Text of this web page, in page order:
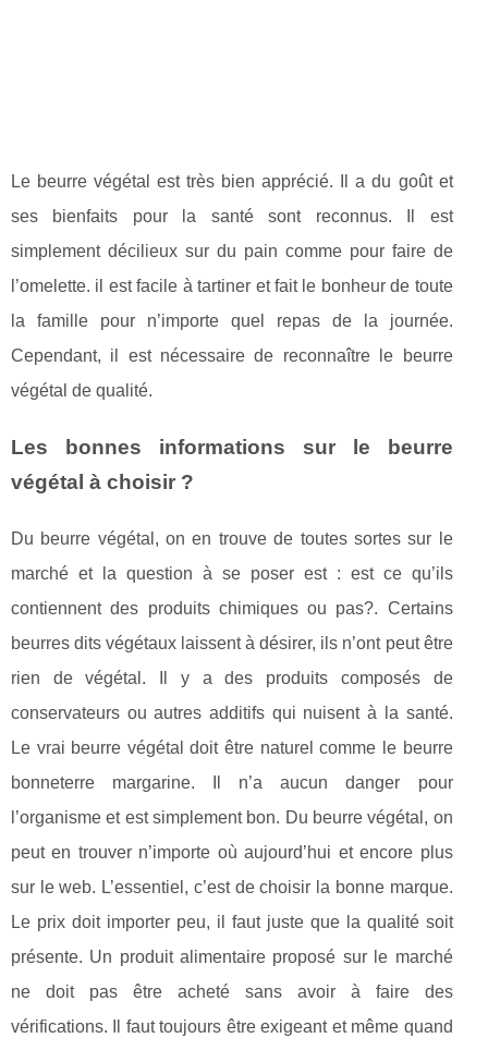
Le beurre végétal est très bien apprécié. Il a du goût et
ses bienfaits pour la santé sont reconnus. Il est
simplement décilieux sur du pain comme pour faire de
l’omelette. il est facile à tartiner et fait le bonheur de toute
la famille pour n’importe quel repas de la journée.
Cependant, il est nécessaire de reconnaître le beurre
végétal de qualité.
Les bonnes informations sur le beurre
végétal à choisir ?
Du beurre végétal, on en trouve de toutes sortes sur le
marché et la question à se poser est : est ce qu’ils
contiennent des produits chimiques ou pas?. Certains
beurres dits végétaux laissent à désirer, ils n’ont peut être
rien de végétal. Il y a des produits composés de
conservateurs ou autres additifs qui nuisent à la santé.
Le vrai beurre végétal doit être naturel comme le beurre
bonneterre margarine. Il n’a aucun danger pour
l’organisme et est simplement bon. Du beurre végétal, on
peut en trouver n’importe où aujourd’hui et encore plus
sur le web. L’essentiel, c’est de choisir la bonne marque.
Le prix doit importer peu, il faut juste que la qualité soit
présente. Un produit alimentaire proposé sur le marché
ne doit pas être acheté sans avoir à faire des
vérifications. Il faut toujours être exigeant et même quand